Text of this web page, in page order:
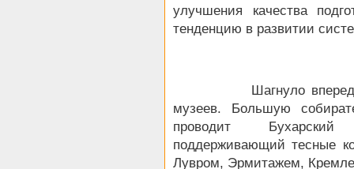
улучшения качества
тенденцию в развитии
Шагнуло вперед
музеев. Большую
проводит Бухарский
поддерживающий тесные
Лувром, Эрмитажем,